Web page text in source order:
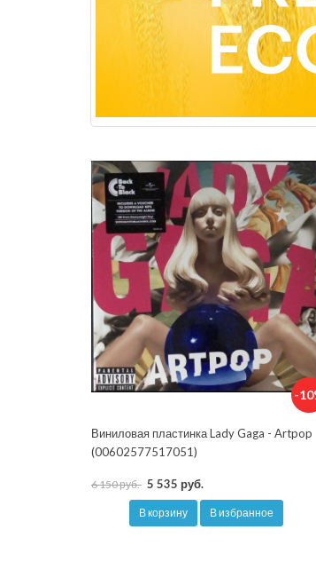
-
Виниловая пластинка Lady Gaga - Artpop
(00602577517051)
6 150 руб. 5 535 руб.
В корзину В избранное